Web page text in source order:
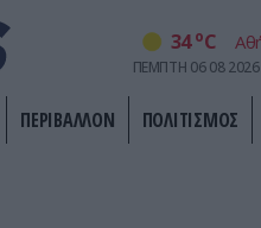
34 oC
ΠΕΜΠΤΗ 06 08 2026
ΠΕΡΙΒΑΛΛΟΝ ΠΟΛΙΤΙΣΜΟΣ